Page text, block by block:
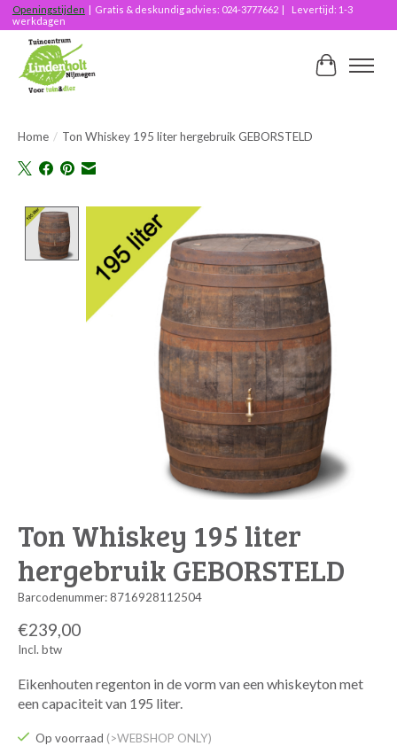
Openingstijden | Gratis & deskundig advies: 024-3777662 | Levertijd: 1-3
werkdagen
Home / Ton Whiskey 195 liter hergebruik GEBORSTELD
Product image slideshow Items
Ton Whiskey 195 liter
hergebruik GEBORSTELD
Barcodenummer: 8716928112504
€239,00
Incl. btw
Eikenhouten regenton in de vorm van een whiskeyton met
een capaciteit van 195 liter.
Op voorraad (>WEBSHOP ONLY)